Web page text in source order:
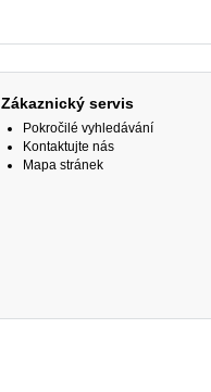
Zákaznický servis
Pokročilé vyhledávání
Kontaktujte nás
Mapa stránek